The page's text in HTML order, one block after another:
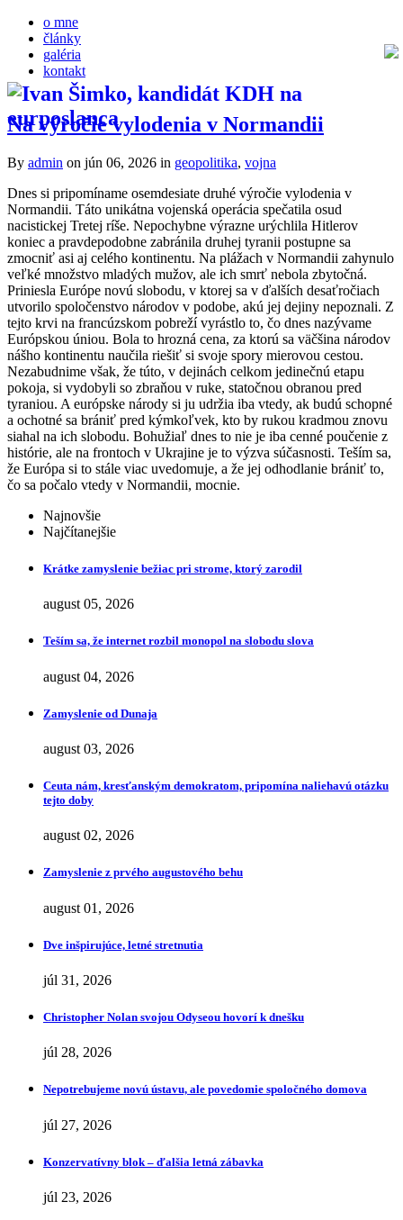
o mne
články
galéria
kontakt
Na výročie vylodenia v Normandii
By admin on jún 06, 2026 in geopolitika, vojna
Dnes si pripomíname osemdesiate druhé výročie vylodenia v
Normandii. Táto unikátna vojenská operácia spečatila osud
nacistickej Tretej ríše. Nepochybne výrazne urýchlila Hitlerov
koniec a pravdepodobne zabránila druhej tyranii postupne sa
zmocniť asi aj celého kontinentu. Na plážach v Normandii zahynulo
veľké množstvo mladých mužov, ale ich smrť nebola zbytočná.
Priniesla Európe novú slobodu, v ktorej sa v ďalších desaťročiach
utvorilo spoločenstvo národov v podobe, akú jej dejiny nepoznali. Z
tejto krvi na francúzskom pobreží vyrástlo to, čo dnes nazývame
Európskou úniou. Bola to hrozná cena, za ktorú sa väčšina národov
nášho kontinentu naučila riešiť si svoje spory mierovou cestou.
Nezabudnime však, že túto, v dejinách celkom jedinečnú etapu
pokoja, si vydobyli so zbraňou v ruke, statočnou obranou pred
tyraniou. A európske národy si ju udržia iba vtedy, ak budú schopné
a ochotné sa brániť pred kýmkoľvek, kto by rukou kradmou znovu
siahal na ich slobodu. Bohužiaľ dnes to nie je iba cenné poučenie z
histórie, ale na frontoch v Ukrajine je to výzva súčasnosti. Teším sa,
že Európa si to stále viac uvedomuje, a že jej odhodlanie brániť to,
čo sa počalo vtedy v Normandii, mocnie.
Najnovšie
Najčítanejšie
Krátke zamyslenie bežiac pri strome, ktorý zarodil
august 05, 2026
Teším sa, že internet rozbil monopol na slobodu slova
august 04, 2026
Zamyslenie od Dunaja
august 03, 2026
Ceuta nám, kresťanským demokratom, pripomína naliehavú otázku
tejto doby
august 02, 2026
Zamyslenie z prvého augustového behu
august 01, 2026
Dve inšpirujúce, letné stretnutia
júl 31, 2026
Christopher Nolan svojou Odyseou hovorí k dnešku
júl 28, 2026
Nepotrebujeme novú ústavu, ale povedomie spoločného domova
júl 27, 2026
Konzervatívny blok – ďalšia letná zábavka
júl 23, 2026